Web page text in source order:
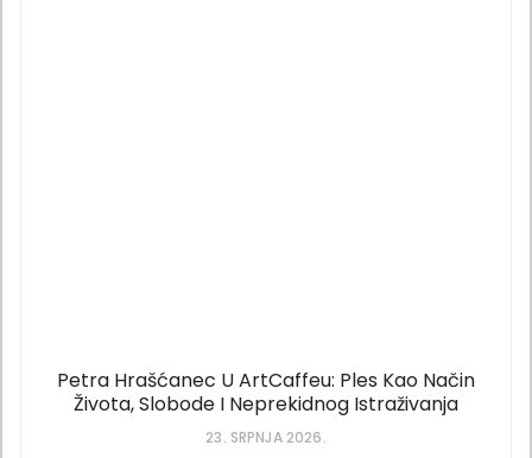
Petra Hrašćanec U ArtCaffeu: Ples Kao Način
Života, Slobode I Neprekidnog Istraživanja
23. SRPNJA 2026.